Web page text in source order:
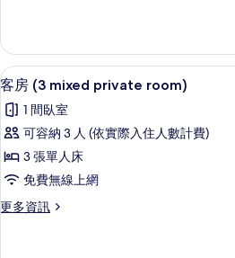
所
有
相
片
(2
mixed
private
Room)
的
詳
顯
示
客
房
(3
mixed
private
客房
6
客房 (3 mixed private room)
1 間臥室
可容納 3 人 (依實際入住人數計費)
3 張單人床
免費無線上網
更多資訊
更